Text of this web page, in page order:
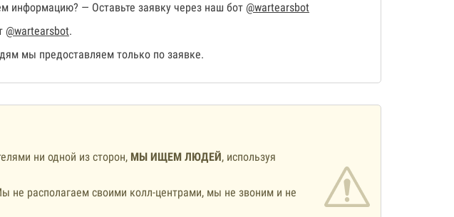
информацию? — Оставьте заявку через наш бот @wartearsbot
@wartearsbot.
мы предоставляем только по заявке.
ни одной из сторон, МЫ ИЩЕМ ЛЮДЕЙ, используя
не располагаем своими колл-центрами, мы не звоним и не